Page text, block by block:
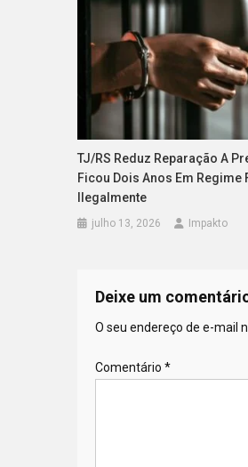
TJ/RS Reduz Reparação A
Ficou Dois Anos Em Regime
Ilegalmente
julho 13, 2026 Impakto
Deixe um
O seu endereço de e-mail
Comentário *